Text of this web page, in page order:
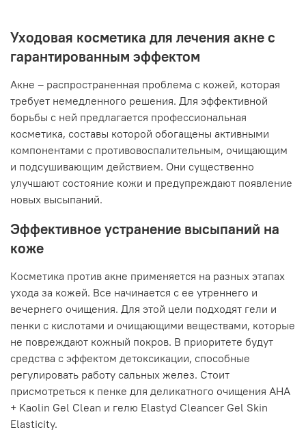
Уходовая косметика для лечения акне с
гарантированным эффектом
Акне – распространенная проблема с кожей, которая
требует немедленного решения. Для эффективной
борьбы с ней предлагается профессиональная
косметика, составы которой обогащены активными
компонентами с противовоспалительным, очищающим
и подсушивающим действием. Они существенно
улучшают состояние кожи и предупреждают появление
новых высыпаний.
Эффективное устранение высыпаний на
коже
Косметика против акне применяется на разных этапах
ухода за кожей. Все начинается с ее утреннего и
вечернего очищения. Для этой цели подходят гели и
пенки с кислотами и очищающими веществами, которые
не повреждают кожный покров. В приоритете будут
средства с эффектом детоксикации, способные
регулировать работу сальных желез. Стоит
присмотреться к пенке для деликатного очищения AHA
+ Kaolin Gel Clean и гелю Elastyd Cleancer Gel Skin
Elasticity.